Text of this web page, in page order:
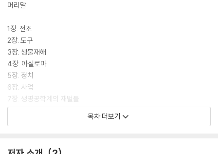
머리말
1장. 전조
2장. 도구
3장. 생물재해
4장. 아실로마
5장. 정치
6장. 사업
7장. 생명공학계의 재벌들
8장. 유전자 변형 식품
목차 더보기